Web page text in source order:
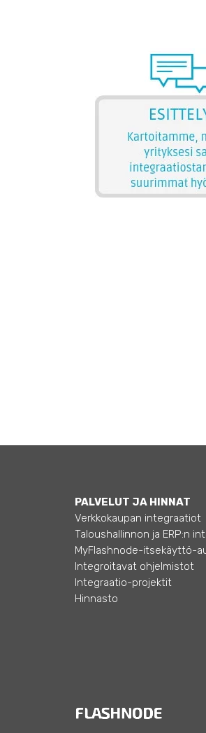
PALVELUT JA HINNAT
Verkkokaupan integraatiot
Integroitavat ohjelmistot
Integraatio-projektit
Hinnasto